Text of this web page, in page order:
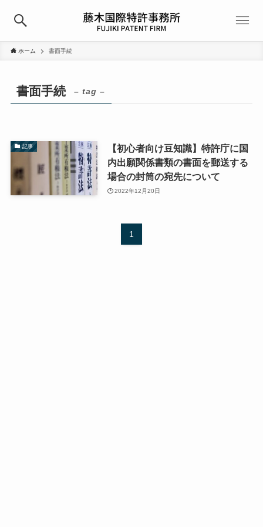
ホーム 書面手続
書面手続 – tag –
記事
【初心者向け豆知識】特許庁に国
内出願関係書類の書面を郵送する
場合の封筒の宛先について
2022年12月20日
1